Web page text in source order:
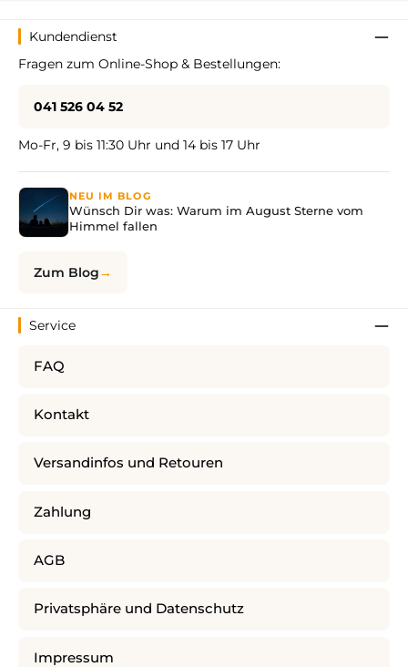
Kundendienst
Fragen zum Online-Shop & Bestellungen:
041 526 04 52
Mo-Fr, 9 bis 11:30 Uhr und 14 bis 17 Uhr
NEU IM BLOG
Wünsch Dir was: Warum im August Sterne vom
Himmel fallen
Zum Blog
Service
FAQ
Kontakt
Versandinfos und Retouren
Zahlung
AGB
Privatsphäre und Datenschutz
Impressum